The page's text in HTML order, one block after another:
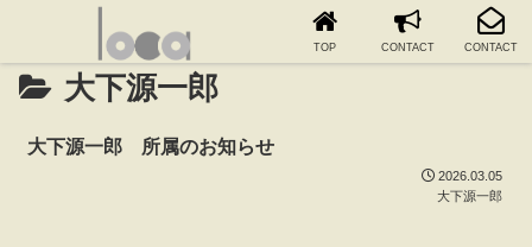
大下源一郎
大下源一郎 所属のお知らせ
2026.03.05
大下源一郎
TOP CONTACT CONTACT